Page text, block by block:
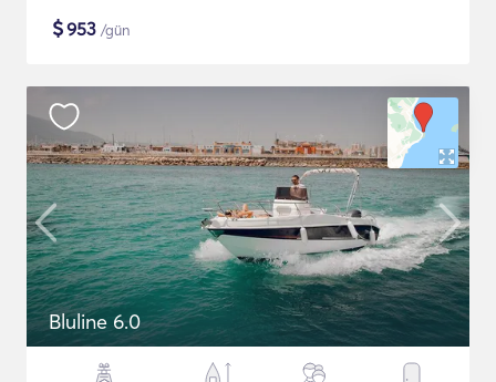
$953 /gün
Bluline 6.0